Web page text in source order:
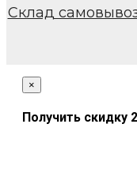
Склад
×
Получить скидку